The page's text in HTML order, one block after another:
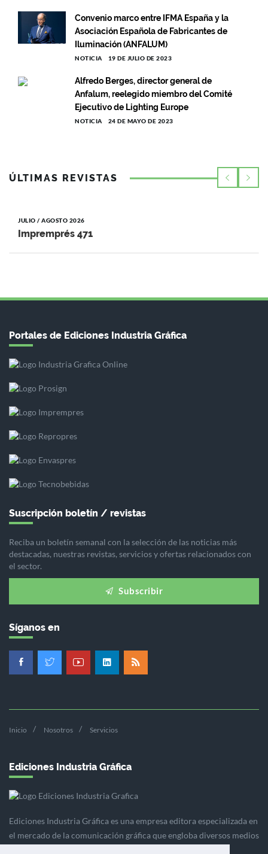
Convenio marco entre IFMA España y la
Asociación Española de Fabricantes de
Iluminación (ANFALUM)
NOTICIA 19 DE JULIO DE 2023
Alfredo Berges, director general de
Anfalum, reelegido miembro del Comité
Ejecutivo de Lighting Europe
NOTICIA 24 DE MAYO DE 2023
ÚLTIMAS REVISTAS
JULIO / AGOSTO 2026
Impremprés 471
Portales de Ediciones Industria Gráfica
Suscripción boletín / revistas
Reciba un boletín semanal con la selección de las noticias más
destacadas, nuestras revistas, servicios y ofertas relacionados con
el sector.
Subscribir
Síganos en
Inicio Nosotros Servicios
Ediciones Industria Gráfica
Ediciones Industria Gráfica es una empresa editora especializada en
el mercado de la comunicación gráfica que engloba diversos medios